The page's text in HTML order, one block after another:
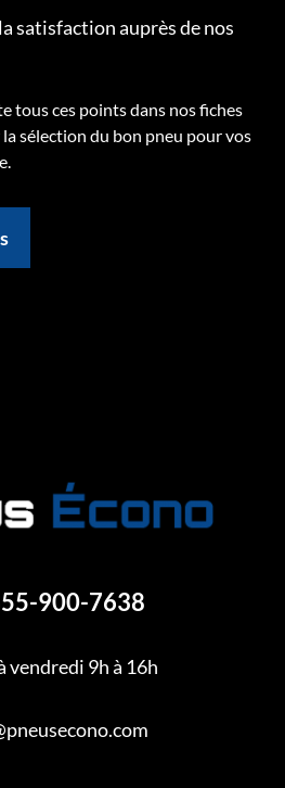
satisfaction auprès de nos
tous ces points dans nos fiches
sélection du bon pneu pour vos
900-7638
vendredi 9h à 16h